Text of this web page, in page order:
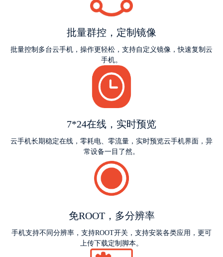
批量群控，定制镜像
批量控制多台云手机，操作更轻松，支持自定义镜像，快速复制云
手机。
7*24在线，实时预览
云手机长期稳定在线，零耗电、零流量，实时预览云手机界面，异
常设备一目了然。
免ROOT，多分辨率
手机支持不同分辨率，支持ROOT开关，支持安装各类应用，更可
上传下载定制脚本。